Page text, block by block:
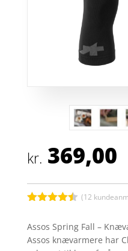
kr. 369,00
ud af 5
baseret
(12
Assos Spring Fall –
Assos knævarmere har